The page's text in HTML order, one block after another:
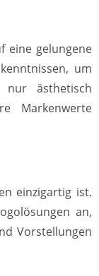
eine gelungene
um
ästhetisch
Markenwerte
einzigartig ist.
an,
Vorstellungen